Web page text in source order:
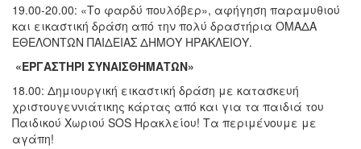
19.00-20.00: «Το φαρδύ πουλόβερ», αφήγηση παραμυθιού
και εικαστική δράση από την πολύ δραστήρια ΟΜΑΔΑ
ΕΘΕΛΟΝΤΩΝ ΠΑΙΔΕΙΑΣ ΔΗΜΟΥ ΗΡΑΚΛΕΙΟΥ.
«ΕΡΓΑΣΤΗΡΙ ΣΥΝΑΙΣΘΗΜΑΤΩΝ»
18.00: Δημιουργική εικαστική δράση με κατασκευή
χριστουγεννιάτικης κάρτας από και για τα παιδιά του
Παιδικού Χωριού SOS Ηρακλείου! Τα περιμένουμε με
αγάπη!